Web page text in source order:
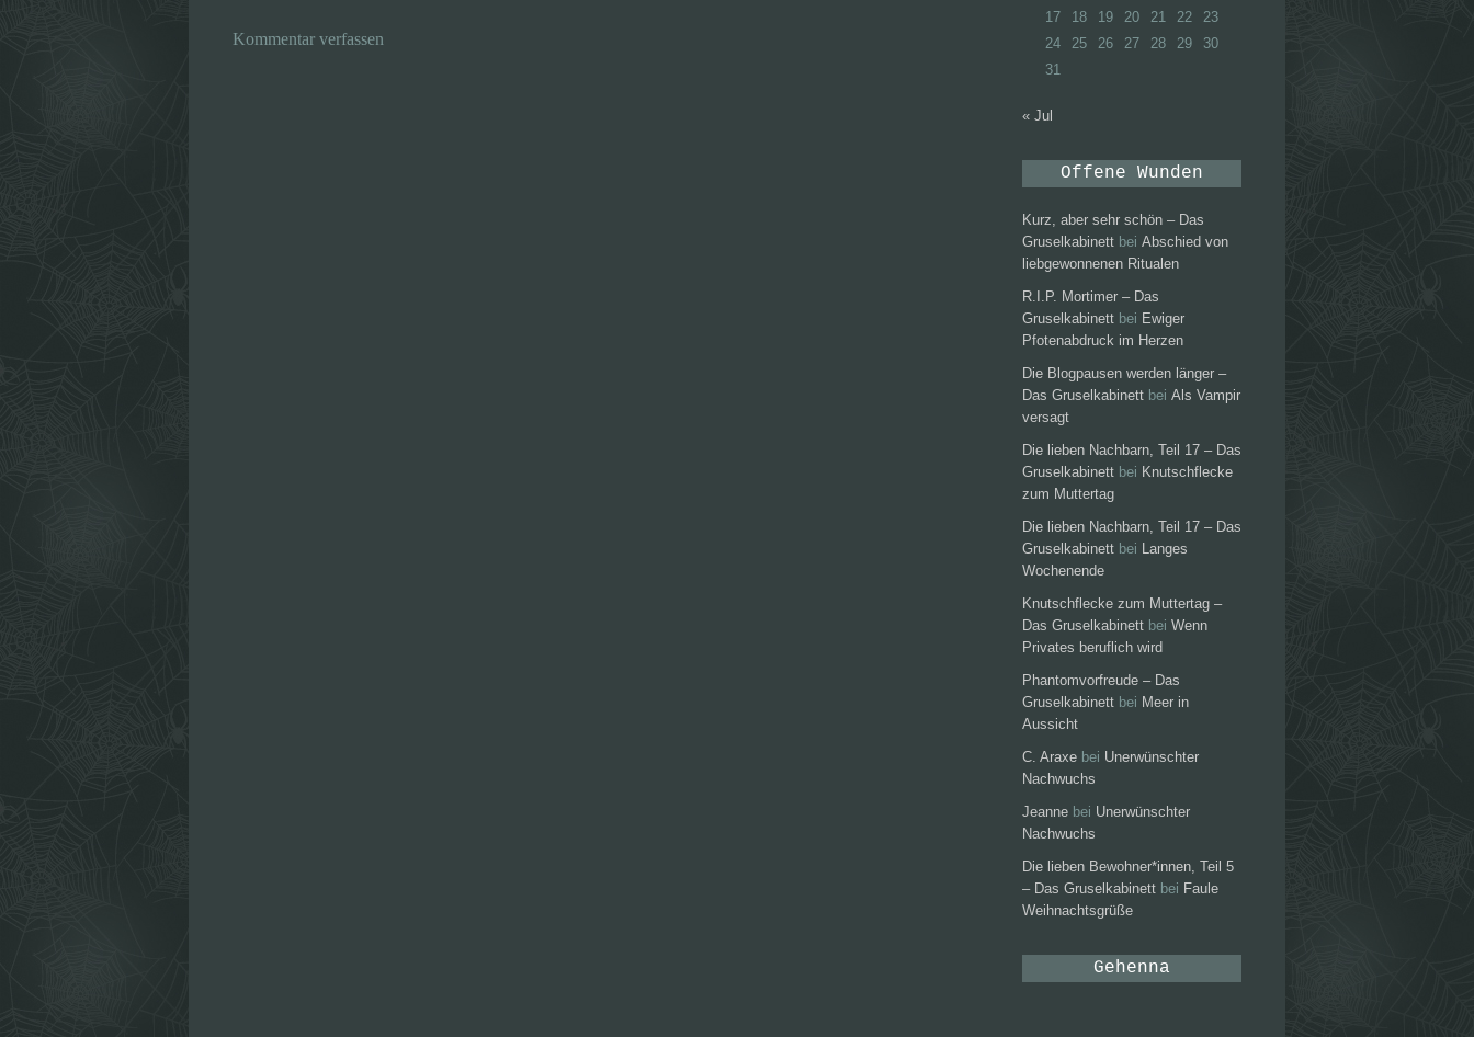
Kommentar verfassen
17
18 19 20 21 22
23
24
25 26 27 28 29
30
31
« Jul
Offene Wunden
Kurz, aber sehr schön – Das
Gruselkabinett bei Abschied von
liebgewonnenen Ritualen
R.I.P. Mortimer – Das
Gruselkabinett bei Ewiger
Pfotenabdruck im Herzen
Die Blogpausen werden länger –
Das Gruselkabinett bei Als Vampir
versagt
Die lieben Nachbarn, Teil 17 – Das
Gruselkabinett bei Knutschflecke
zum Muttertag
Die lieben Nachbarn, Teil 17 – Das
Gruselkabinett bei Langes
Wochenende
Knutschflecke zum Muttertag –
Das Gruselkabinett bei Wenn
Privates beruflich wird
Phantomvorfreude – Das
Gruselkabinett bei Meer in
Aussicht
C. Araxe bei Unerwünschter
Nachwuchs
Jeanne bei Unerwünschter
Nachwuchs
Die lieben Bewohner*innen, Teil 5
– Das Gruselkabinett bei Faule
Weihnachtsgrüße
Gehenna